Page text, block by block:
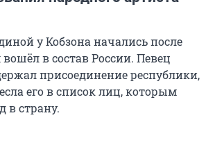
у Кобзона начались после
в состав России. Певец
присоединение республики,
его в список лиц, которым
в страну.